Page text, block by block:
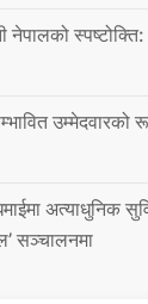
नेपालको
उम्मेदवारको
अत्याधुनिक
सञ्चालनमा